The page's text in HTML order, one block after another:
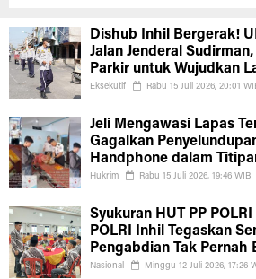
Jalan Jenderal Sudirman,
Parkir untuk Wujudkan Lalu
EKSEKUTIF RABU 15 JULI 2026, 20:01 WIB
Dishub Inhil Bergerak!
Jalan Jenderal
Parkir untuk Wujudkan
Eksekutif Rabu 15 Juli 2026, 20:01
Jeli Mengawasi Lapas
Gagalkan
Handphone dalam
Hukrim Rabu 15 Juli 2026, 19:46 WIB
Syukuran HUT PP POLRI
POLRI Inhil Tegaskan
Pengabdian Tak Pernah
Nasional Minggu 12 Juli 2026, 17:26